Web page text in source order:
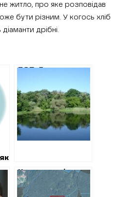
житло, про яке розповідав
бути різним. У когось хліб
дрібні.
ТОП-5
НАРДЕПІВ-
ЗЕМЛЕВЛАСНИКІВ
Нова перевірка
самобудів у
Лісопарку: мерія